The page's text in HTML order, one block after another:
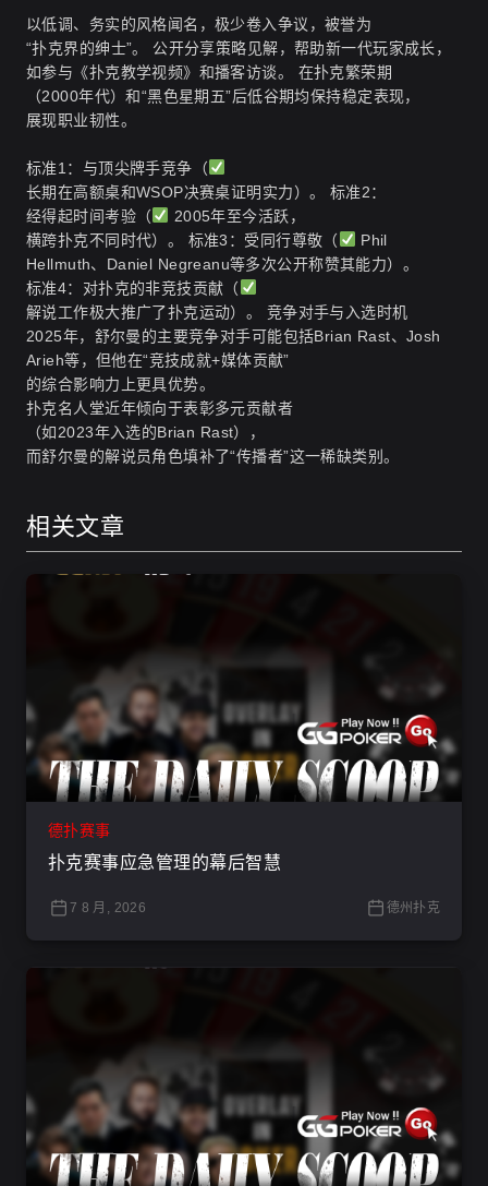
以低调、务实的风格闻名，极少卷入争议，被誉为
“扑克界的绅士”。 公开分享策略见解，帮助新一代玩家成长，
如参与《扑克教学视频》和播客访谈。 在扑克繁荣期
（2000年代）和“黑色星期五”后低谷期均保持稳定表现，
展现职业韧性。
标准1：与顶尖牌手竞争（
长期在高额桌和WSOP决赛桌证明实力）。 标准2：
经得起时间考验（
2005年至今活跃，
横跨扑克不同时代）。 标准3：受同行尊敬（
Phil
Hellmuth、Daniel Negreanu等多次公开称赞其能力）。
标准4：对扑克的非竞技贡献（
解说工作极大推广了扑克运动）。 竞争对手与入选时机
2025年，舒尔曼的主要竞争对手可能包括Brian Rast、Josh
Arieh等，但他在“竞技成就+媒体贡献”
的综合影响力上更具优势。
扑克名人堂近年倾向于表彰多元贡献者
（如2023年入选的Brian Rast），
而舒尔曼的解说员角色填补了“传播者”这一稀缺类别。
相关文章
德扑赛事
扑克赛事应急管理的幕后智慧
7 8 月, 2026 德州扑克